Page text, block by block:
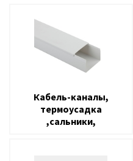
Кабель-каналы,
термоусадка
,сальники,